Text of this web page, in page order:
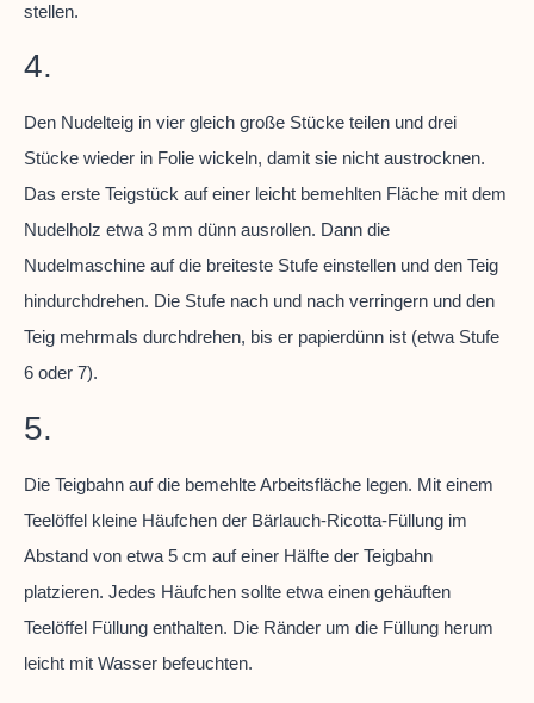
stellen.
4.
Den Nudelteig in vier gleich große Stücke teilen und drei
Stücke wieder in Folie wickeln, damit sie nicht austrocknen.
Das erste Teigstück auf einer leicht bemehlten Fläche mit dem
Nudelholz etwa 3 mm dünn ausrollen. Dann die
Nudelmaschine auf die breiteste Stufe einstellen und den Teig
hindurchdrehen. Die Stufe nach und nach verringern und den
Teig mehrmals durchdrehen, bis er papierdünn ist (etwa Stufe
6 oder 7).
5.
Die Teigbahn auf die bemehlte Arbeitsfläche legen. Mit einem
Teelöffel kleine Häufchen der Bärlauch-Ricotta-Füllung im
Abstand von etwa 5 cm auf einer Hälfte der Teigbahn
platzieren. Jedes Häufchen sollte etwa einen gehäuften
Teelöffel Füllung enthalten. Die Ränder um die Füllung herum
leicht mit Wasser befeuchten.